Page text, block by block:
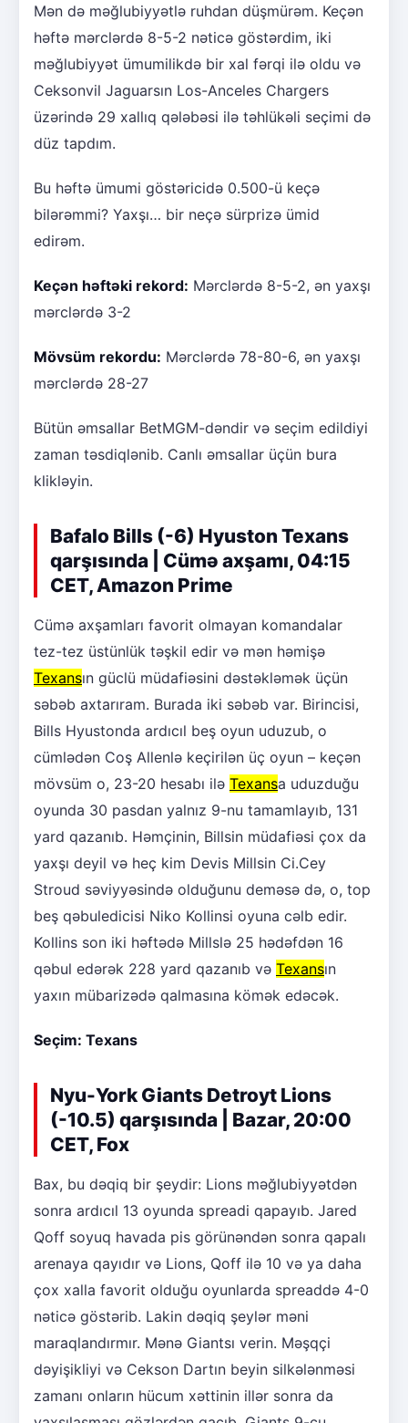
Mən də məğlubiyyətlə ruhdan düşmürəm. Keçən
həftə mərclərdə 8-5-2 nəticə göstərdim, iki
məğlubiyyət ümumilikdə bir xal fərqi ilə oldu və
Ceksonvil Jaguarsın Los-Anceles Chargers
üzərində 29 xallıq qələbəsi ilə təhlükəli seçimi də
düz tapdım.
Bu həftə ümumi göstəricidə 0.500-ü keçə
bilərəmmi? Yaxşı… bir neçə sürprizə ümid
edirəm.
Keçən həftəki rekord: Mərclərdə 8-5-2, ən yaxşı
mərclərdə 3-2
Mövsüm rekordu: Mərclərdə 78-80-6, ən yaxşı
mərclərdə 28-27
Bütün əmsallar BetMGM-dəndir və seçim edildiyi
zaman təsdiqlənib. Canlı əmsallar üçün bura
klikləyin.
Bafalo Bills (-6) Hyuston Texans
qarşısında | Cümə axşamı, 04:15
CET, Amazon Prime
Cümə axşamları favorit olmayan komandalar
tez-tez üstünlük təşkil edir və mən həmişə
Texansın güclü müdafiəsini dəstəkləmək üçün
səbəb axtarıram. Burada iki səbəb var. Birincisi,
Bills Hyustonda ardıcıl beş oyun uduzub, o
cümlədən Coş Allenlə keçirilən üç oyun – keçən
mövsüm o, 23-20 hesabı ilə Texansa uduzduğu
oyunda 30 pasdan yalnız 9-nu tamamlayıb, 131
yard qazanıb. Həmçinin, Billsin müdafiəsi çox da
yaxşı deyil və heç kim Devis Millsin Ci.Cey
Stroud səviyyəsində olduğunu deməsə də, o, top
beş qəbuledicisi Niko Kollinsi oyuna cəlb edir.
Kollins son iki həftədə Millslə 25 hədəfdən 16
qəbul edərək 228 yard qazanıb və Texansın
yaxın mübarizədə qalmasına kömək edəcək.
Seçim: Texans
Nyu-York Giants Detroyt Lions
(-10.5) qarşısında | Bazar, 20:00
CET, Fox
Bax, bu dəqiq bir şeydir: Lions məğlubiyyətdən
sonra ardıcıl 13 oyunda spreadi qapayıb. Jared
Qoff soyuq havada pis görünəndən sonra qapalı
arenaya qayıdır və Lions, Qoff ilə 10 və ya daha
çox xalla favorit olduğu oyunlarda spreaddə 4-0
nəticə göstərib. Lakin dəqiq şeylər məni
maraqlandırmır. Mənə Giantsı verin. Məşqçi
dəyişikliyi və Cekson Dartın beyin silkələnməsi
zamanı onların hücum xəttinin illər sonra da